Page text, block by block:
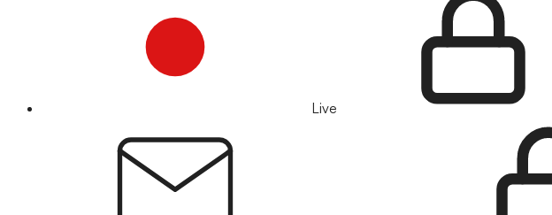
Live